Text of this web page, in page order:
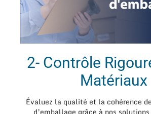
2- Contrôle
Matériaux
Évaluez la qualité et la cohérence